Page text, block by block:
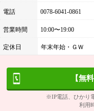
電話 0078-6041-0861
営業時間 10:00〜19:00
定休日 年末年始・ＧＷ
【無
※IP電話、ひかり
利用